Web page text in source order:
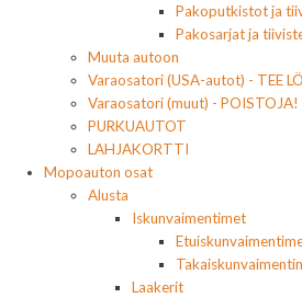
Pakoputkistot ja
Pakosarjat ja
Muuta autoon
Varaosatori (USA-autot) - TEE
Varaosatori (muut) - POISTOJA!
PURKUAUTOT
LAHJAKORTTI
Mopoauton osat
Alusta
Iskunvaimentimet
Laakerit